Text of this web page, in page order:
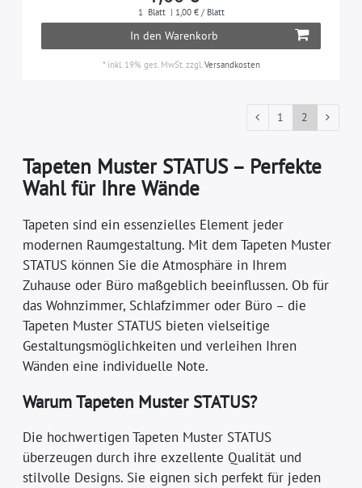
1 Blatt | 1,00 € / Blatt
In den Warenkorb
* inkl. 19% ges. MwSt.zzgl.Versandkosten
1 2
Tapeten Muster STATUS – Perfekte
Wahl für Ihre Wände
Tapeten sind ein essenzielles Element jeder
modernen Raumgestaltung. Mit dem Tapeten Muster
STATUS können Sie die Atmosphäre in Ihrem
Zuhause oder Büro maßgeblich beeinflussen. Ob für
das Wohnzimmer, Schlafzimmer oder Büro – die
Tapeten Muster STATUS bieten vielseitige
Gestaltungsmöglichkeiten und verleihen Ihren
Wänden eine individuelle Note.
Warum Tapeten Muster STATUS?
Die hochwertigen Tapeten Muster STATUS
überzeugen durch ihre exzellente Qualität und
stilvolle Designs. Sie eignen sich perfekt für jeden